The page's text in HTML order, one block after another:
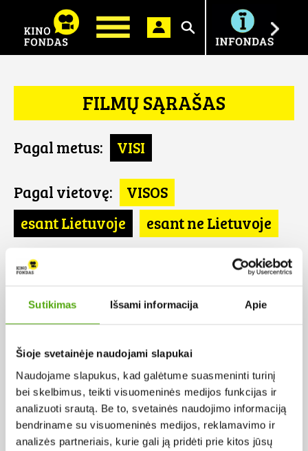
Sutikimas Išsami informacija Apie
Šioje svetainėje naudojami slapukai
Naudojame slapukus, kad galėtume suasmeninti turinį
bei skelbimus, teikti visuomeninės medijos funkcijas ir
analizuoti srautą. Be to, svetainės naudojimo informaciją
bendriname su visuomeninės medijos, reklamavimo ir
analizės partneriais, kurie gali ją pridėti prie kitos jūsų
Ieškoti
FILMŲ SĄRAŠAS
Pagal metus: VISI
Pagal vietovę:
VISOS
esant Lietuvoje
esant ne Lietuvoje
Pagal šalį:
GR
Pagal abėcėlę:
Rezultatų nerasta...